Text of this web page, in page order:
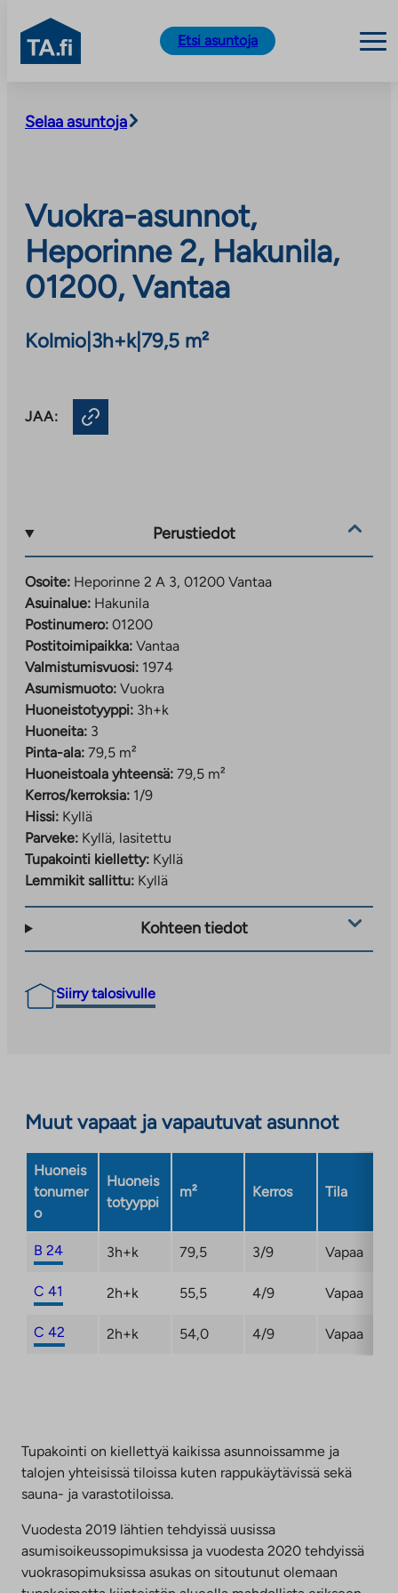
sisältöön
TA.fi
Etsi asuntoja
Selaa asuntoja
Vuokra-asunnot,
Heporinne 2, Hakunila,
01200, Vantaa
Kolmio 3h+k| 79,5 m²
JAA:
Perustiedot
Osoite: Heporinne 2 A 3, 01200 Vantaa
Asuinalue: Hakunila
Postinumero: 01200
Postitoimipaikka: Vantaa
Valmistumisvuosi: 1974
Asumismuoto: Vuokra
Huoneistotyyppi: 3h+k
Huoneita: 3
Pinta-ala: 79,5 m²
Huoneistoala yhteensä: 79,5 m²
Kerros/kerroksia: 1/9
Hissi: Kyllä
Parveke: Kyllä, lasitettu
Tupakointi kielletty: Kyllä
Lemmikit sallittu: Kyllä
Kohteen tiedot
Siirry talosivulle
Muut vapaat ja vapautuvat asunnot
Huoneis
tonumer
o
Huoneis
totyyppi
m² Kerros Tila
B 24 3h+k 79,5 3/9 Vapaa
C 41 2h+k 55,5 4/9 Vapaa
C 42 2h+k 54,0 4/9 Vapaa
Tupakointi on kiellettyä kaikissa asunnoissamme ja
talojen yhteisissä tiloissa kuten rappukäytävissä sekä
sauna- ja varastotiloissa.
Vuodesta 2019 lähtien tehdyissä uusissa
asumisoikeussopimuksissa ja vuodesta 2020 tehdyissä
vuokrasopimuksissa asukas on sitoutunut olemaan